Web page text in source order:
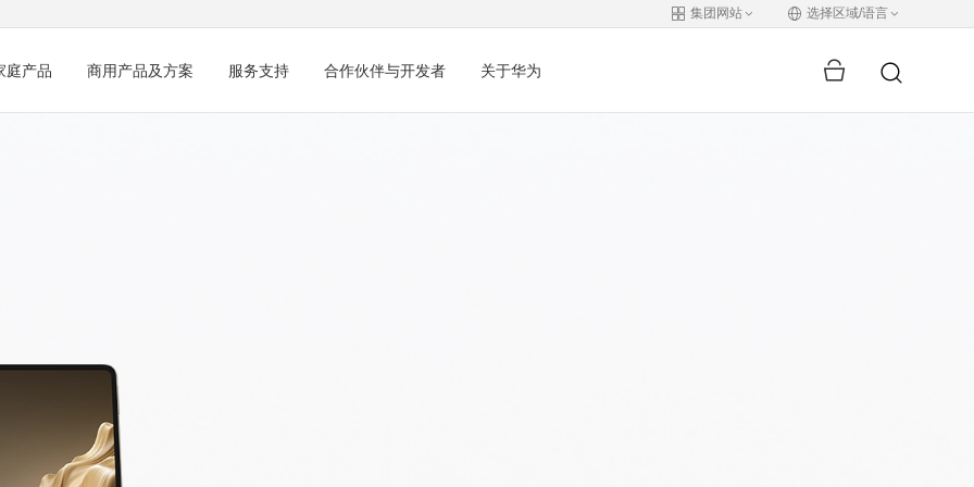
集团网站 选择区域/语言
庭产品 商用产品及方案 服务支持 合作伙伴与开发者 关于华为